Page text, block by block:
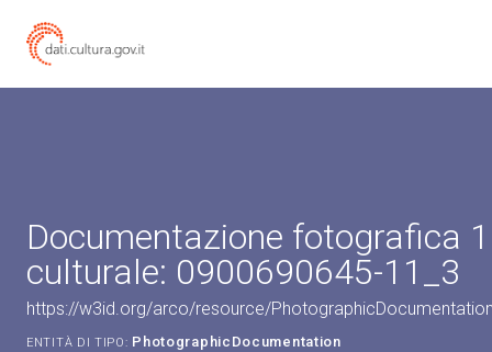
Documentazione fotografica
culturale: 0900690645-11_3
https://w3id.org/arco/resource/
ENTITÀ DI TIPO: PhotographicDocumentation